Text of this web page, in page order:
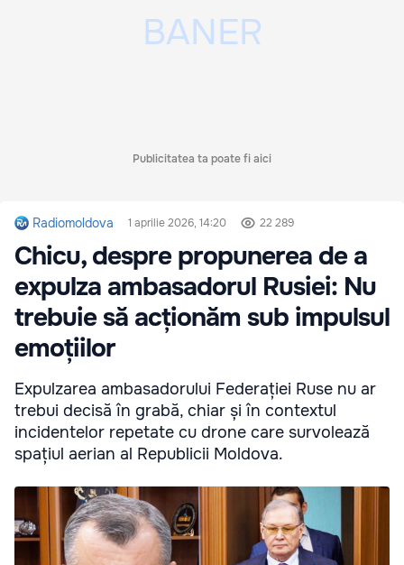
Publicitatea ta poate fi aici
Radiomoldova 1 aprilie 2026, 14:20 22 289
Chicu, despre propunerea de a
expulza ambasadorul Rusiei: Nu
trebuie să acționăm sub impulsul
emoțiilor
Expulzarea ambasadorului Federației Ruse nu ar
trebui decisă în grabă, chiar și în contextul
incidentelor repetate cu drone care survolează
spațiul aerian al Republicii Moldova.